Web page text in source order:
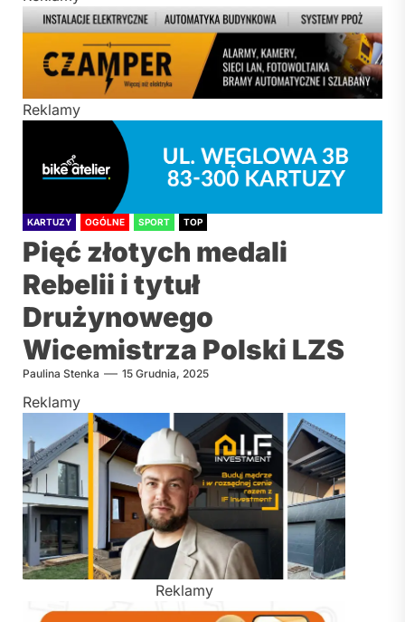
Reklamy
KARTUZY OGÓLNE SPORT TOP
Pięć złotych medali
Rebelii i tytuł
Drużynowego
Wicemistrza Polski LZS
Paulina Stenka 15 Grudnia, 2025
Reklamy
Reklamy